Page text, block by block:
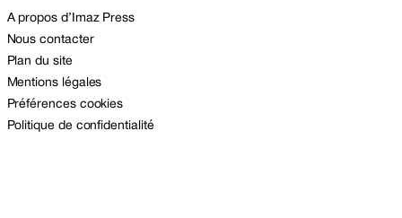
A propos d’Imaz Press
Nous contacter
Plan du site
Mentions légales
Préférences cookies
Politique de confidentialité